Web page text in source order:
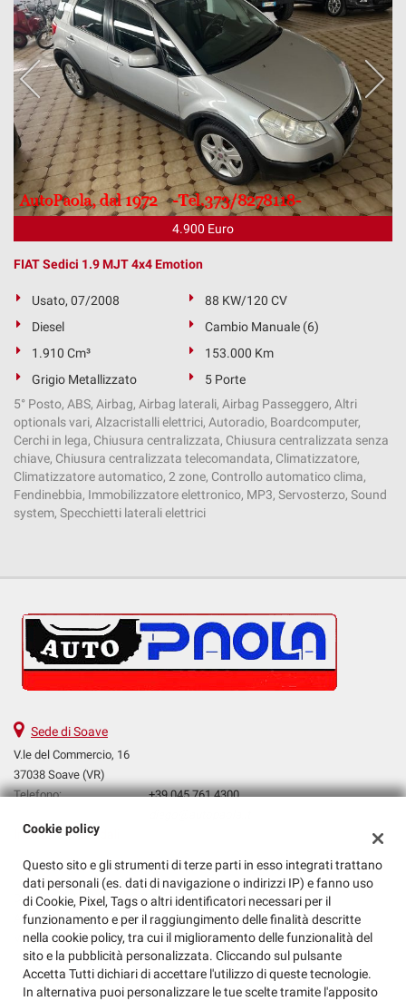
4.900 Euro
FIAT Sedici 1.9 MJT 4x4 Emotion
Usato, 07/2008
88 KW/120 CV
Diesel
Cambio Manuale (6)
1.910 Cm³
153.000 Km
Grigio Metallizzato
5 Porte
5° Posto, ABS, Airbag, Airbag laterali, Airbag Passeggero, Altri
optionals vari, Alzacristalli elettrici, Autoradio, Boardcomputer,
Cerchi in lega, Chiusura centralizzata, Chiusura centralizzata senza
chiave, Chiusura centralizzata telecomandata, Climatizzatore,
Climatizzatore automatico, 2 zone, Controllo automatico clima,
Fendinebbia, Immobilizzatore elettronico, MP3, Servosterzo, Sound
system, Specchietti laterali elettrici
Sede di Soave
V.le del Commercio, 16
37038 Soave (VR)
Telefono:
+39 045 761 4300
Indicazioni stradali
Dati fiscali:
Auto Paola Srl
V.le del Commercio, 16, Soave (VR)
C.F/P.IVA:03823250232
Registro delle imprese:VR
Cookie policy
Questo sito e gli strumenti di terze parti in esso integrati trattano
dati personali (es. dati di navigazione o indirizzi IP) e fanno uso
di Cookie, Pixel, Tags o altri identificatori necessari per il
funzionamento e per il raggiungimento delle finalità descritte
nella cookie policy, tra cui il miglioramento delle funzionalità del
sito e la pubblicità personalizzata. Cliccando sul pulsante
Accetta Tutti dichiari di accettare l'utilizzo di queste tecnologie.
In alternativa puoi personalizzare le tue scelte tramite l'apposito